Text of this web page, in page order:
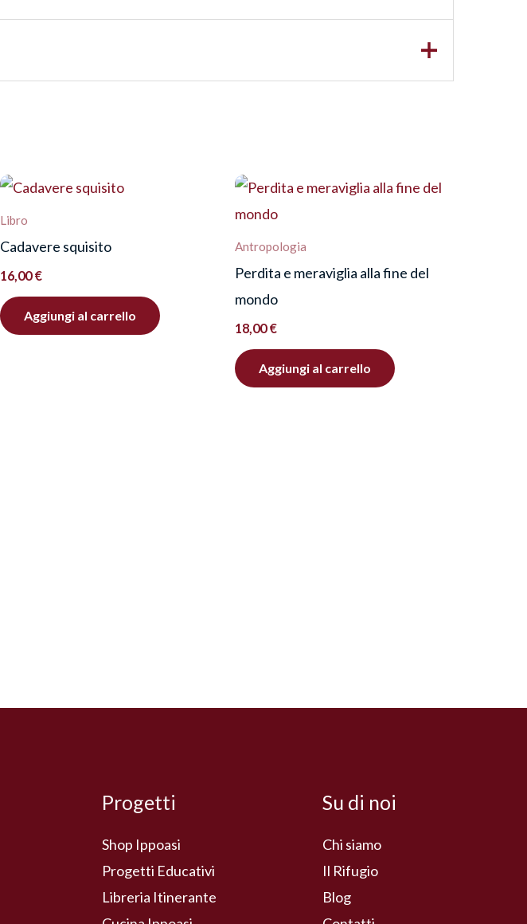
Libro
Cadavere squisito
16,00€
Aggiungi al carrello
Antropologia
Perdita e meraviglia alla fine del
mondo
18,00€
Aggiungi al carrello
Progetti
Shop Ippoasi
Progetti Educativi
Libreria Itinerante
Su di noi
Chi siamo
Il Rifugio
Blog